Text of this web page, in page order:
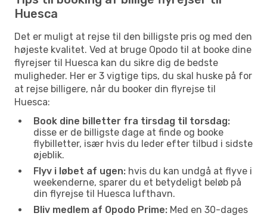
Huesca
Det er muligt at rejse til den billigste pris og med den
højeste kvalitet. Ved at bruge Opodo til at booke dine
flyrejser til Huesca kan du sikre dig de bedste
muligheder. Her er 3 vigtige tips, du skal huske på for
at rejse billigere, når du booker din flyrejse til
Huesca:
Book dine billetter fra tirsdag til torsdag:
disse er de billigste dage at finde og booke
flybilletter, især hvis du leder efter tilbud i sidste
øjeblik.
Flyv i løbet af ugen: hvis du kan undgå at flyve i
weekenderne, sparer du et betydeligt beløb på
din flyrejse til Huesca lufthavn.
Bliv medlem af Opodo Prime: Med en 30-dages